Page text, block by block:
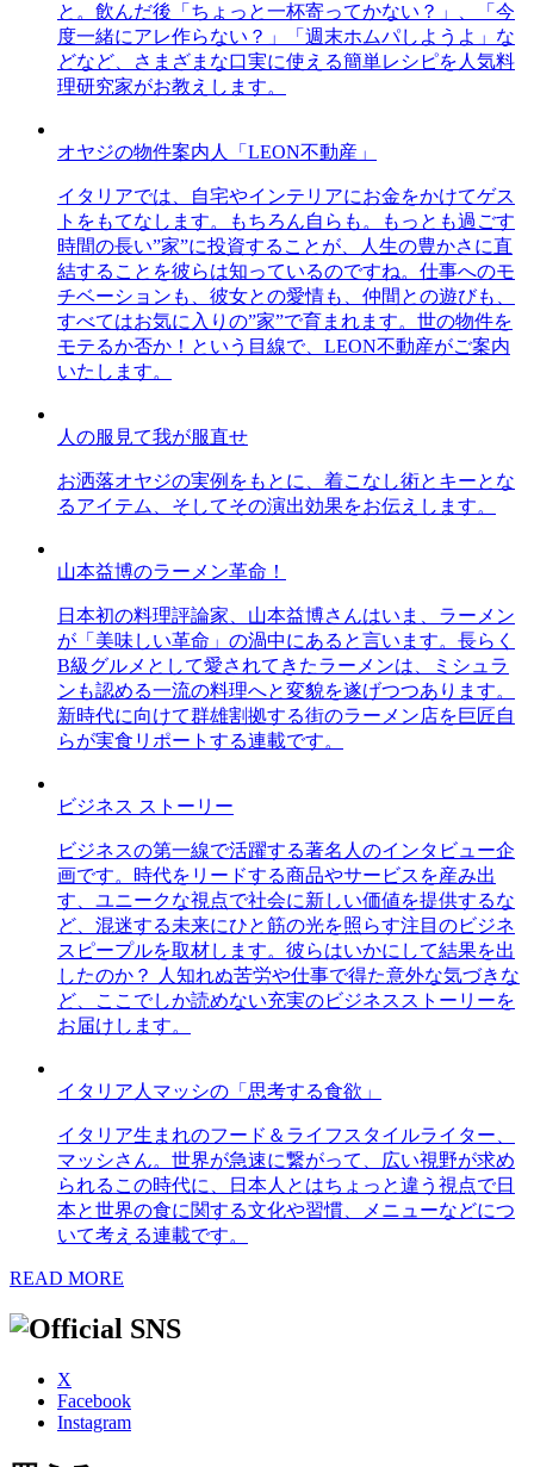
と。飲んだ後「ちょっと一杯寄ってかない？」、「今
度一緒にアレ作らない？」「週末ホムパしようよ」な
どなど、さまざまな口実に使える簡単レシピを人気料
理研究家がお教えします。
オヤジの物件案内人「LEON不動産」
イタリアでは、自宅やインテリアにお金をかけてゲス
トをもてなします。もちろん自らも。もっとも過ごす
時間の長い”家”に投資することが、人生の豊かさに直
結することを彼らは知っているのですね。仕事へのモ
チベーションも、彼女との愛情も、仲間との遊びも、
すべてはお気に入りの”家”で育まれます。世の物件を
モテるか否か！という目線で、LEON不動産がご案内
いたします。
人の服見て我が服直せ
お洒落オヤジの実例をもとに、着こなし術とキーとな
るアイテム、そしてその演出効果をお伝えします。
山本益博のラーメン革命！
日本初の料理評論家、山本益博さんはいま、ラーメン
が「美味しい革命」の渦中にあると言います。長らく
B級グルメとして愛されてきたラーメンは、ミシュラ
ンも認める一流の料理へと変貌を遂げつつあります。
新時代に向けて群雄割拠する街のラーメン店を巨匠自
らが実食リポートする連載です。
ビジネス ストーリー
ビジネスの第一線で活躍する著名人のインタビュー企
画です。時代をリードする商品やサービスを産み出
す、ユニークな視点で社会に新しい価値を提供するな
ど、混迷する未来にひと筋の光を照らす注目のビジネ
スピープルを取材します。彼らはいかにして結果を出
したのか？ 人知れぬ苦労や仕事で得た意外な気づきな
ど、ここでしか読めない充実のビジネスストーリーを
お届けします。
イタリア人マッシの「思考する食欲」
イタリア生まれのフード＆ライフスタイルライター、
マッシさん。世界が急速に繋がって、広い視野が求め
られるこの時代に、日本人とはちょっと違う視点で日
本と世界の食に関する文化や習慣、メニューなどにつ
いて考える連載です。
READ MORE
X
Facebook
Instagram